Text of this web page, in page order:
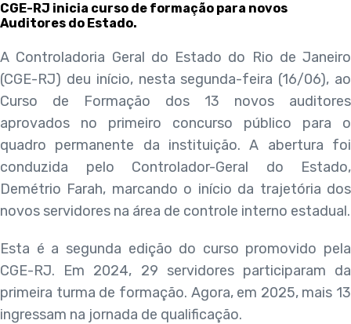
CGE-RJ inicia curso de formação para novos
Auditores do Estado.
A Controladoria Geral do Estado do Rio de Janeiro
(CGE-RJ) deu início, nesta segunda-feira (16/06), ao
Curso de Formação dos 13 novos auditores
aprovados no primeiro concurso público para o
quadro permanente da instituição. A abertura foi
conduzida pelo Controlador-Geral do Estado,
Demétrio Farah, marcando o início da trajetória dos
novos servidores na área de controle interno estadual.
Esta é a segunda edição do curso promovido pela
CGE-RJ. Em 2024, 29 servidores participaram da
primeira turma de formação. Agora, em 2025, mais 13
ingressam na jornada de qualificação.